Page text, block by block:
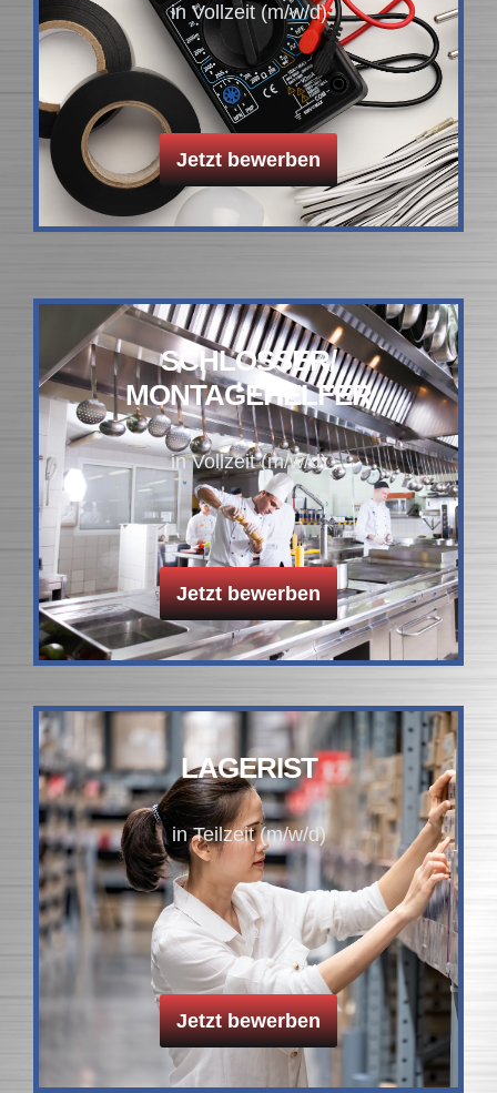
in Vollzeit (m/w/d)
Jetzt bewerben
SCHLOSSER/
MONTAGEHELFER
in Vollzeit (m/w/d)
Jetzt bewerben
LAGERIST
in Teilzeit (m/w/d)
Jetzt bewerben